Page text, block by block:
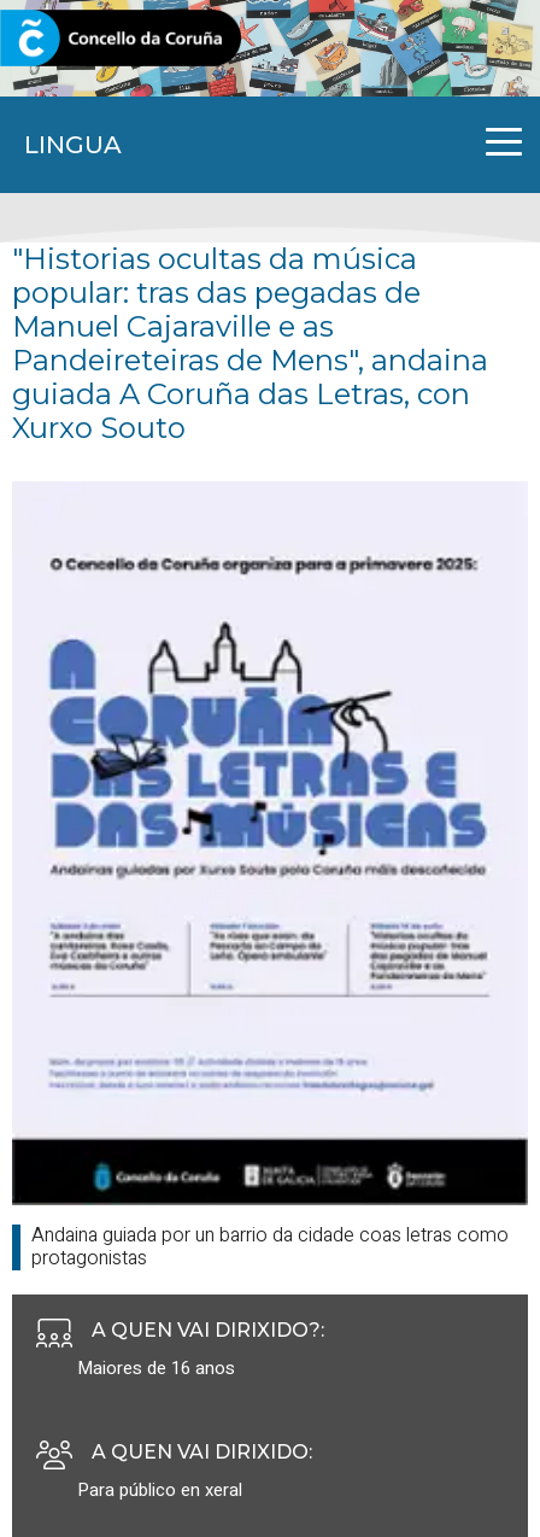
LINGUA
CORUNA.GAL
"Historias ocultas da música
popular: tras das pegadas de
Manuel Cajaraville e as
Pandeireteiras de Mens", andaina
guiada A Coruña das Letras, con
Xurxo Souto
Andaina guiada por un barrio da cidade coas letras como
protagonistas
A QUEN VAI DIRIXIDO?:
Maiores de 16 anos
A QUEN VAI DIRIXIDO:
Para público en xeral